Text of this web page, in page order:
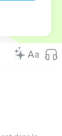
Nazareth ;